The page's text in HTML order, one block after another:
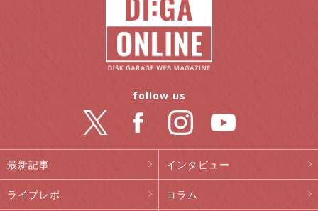
最新記事 インタビュー
ライブレポ コラム
follow us